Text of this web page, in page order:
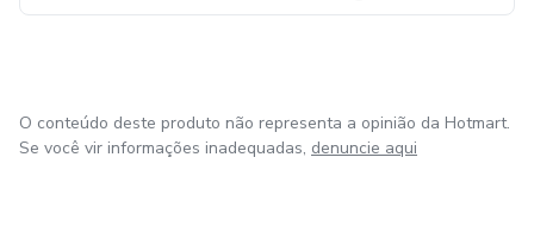
O conteúdo deste produto não representa a opinião da Hotmart.
Se você vir informações inadequadas, denuncie aqui